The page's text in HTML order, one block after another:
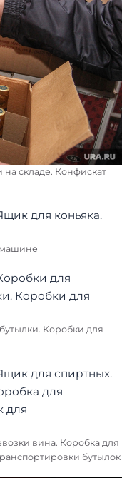
складе. Конфискат
машине
Коробки для
вина. Коробка для
бутылок